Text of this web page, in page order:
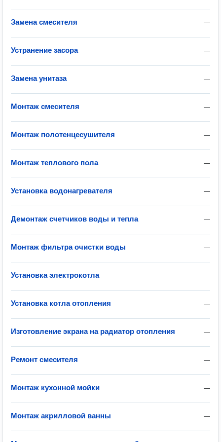
—
Замена смесителя
—
Устранение засора
—
Замена унитаза
—
Монтаж смесителя
—
Монтаж полотенцесушителя
—
Монтаж теплового пола
—
Установка водонагревателя
—
Демонтаж счетчиков воды и тепла
—
Монтаж фильтра очистки воды
—
Установка электрокотла
—
Установка котла отопления
—
Изготовление экрана на радиатор отопления
—
Ремонт смесителя
—
Монтаж кухонной мойки
—
Монтаж акрилловой ванны